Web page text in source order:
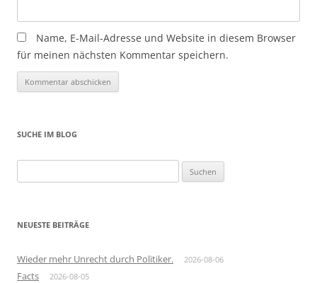
Name, E-Mail-Adresse und Website in diesem Browser
für meinen nächsten Kommentar speichern.
SUCHE IM BLOG
nach:
NEUESTE BEITRÄGE
Wieder mehr Unrecht durch Politiker. 2026-08-06
Facts 2026-08-05